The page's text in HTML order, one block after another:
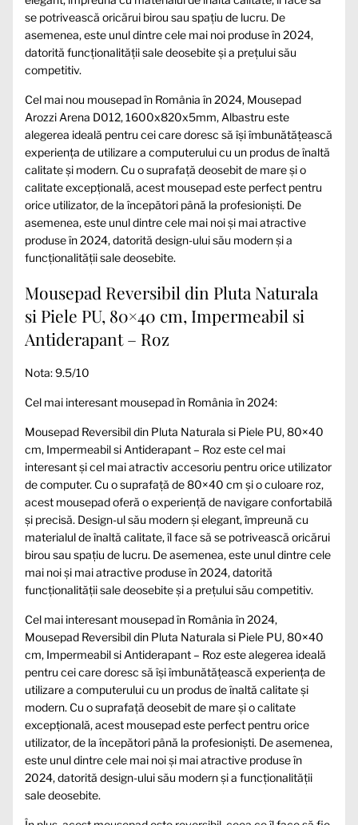
se potrivească oricărui birou sau spațiu de lucru. De
asemenea, este unul dintre cele mai noi produse în 2024,
datorită funcționalității sale deosebite și a prețului său
competitiv.
Cel mai nou mousepad în România în 2024, Mousepad
Arozzi Arena D012, 1600x820x5mm, Albastru este
alegerea ideală pentru cei care doresc să își îmbunătățească
experiența de utilizare a computerului cu un produs de înaltă
calitate și modern. Cu o suprafață deosebit de mare și o
calitate excepțională, acest mousepad este perfect pentru
orice utilizator, de la începători până la profesioniști. De
asemenea, este unul dintre cele mai noi și mai atractive
produse în 2024, datorită design-ului său modern și a
funcționalității sale deosebite.
Mousepad Reversibil din Pluta Naturala
si Piele PU, 80×40 cm, Impermeabil si
Antiderapant – Roz
Nota: 9.5/10
Cel mai interesant mousepad în România în 2024:
Mousepad Reversibil din Pluta Naturala si Piele PU, 80×40
cm, Impermeabil si Antiderapant – Roz este cel mai
interesant și cel mai atractiv accesoriu pentru orice utilizator
de computer. Cu o suprafață de 80×40 cm și o culoare roz,
acest mousepad oferă o experiență de navigare confortabilă
și precisă. Design-ul său modern și elegant, împreună cu
materialul de înaltă calitate, îl face să se potrivească oricărui
birou sau spațiu de lucru. De asemenea, este unul dintre cele
mai noi și mai atractive produse în 2024, datorită
funcționalității sale deosebite și a prețului său competitiv.
Cel mai interesant mousepad în România în 2024,
Mousepad Reversibil din Pluta Naturala si Piele PU, 80×40
cm, Impermeabil si Antiderapant – Roz este alegerea ideală
pentru cei care doresc să își îmbunătățească experiența de
utilizare a computerului cu un produs de înaltă calitate și
modern. Cu o suprafață deosebit de mare și o calitate
excepțională, acest mousepad este perfect pentru orice
utilizator, de la începători până la profesioniști. De asemenea,
este unul dintre cele mai noi și mai atractive produse în
2024, datorită design-ului său modern și a funcționalității
sale deosebite.